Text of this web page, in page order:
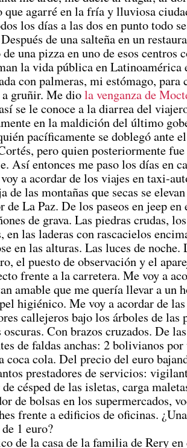
que agarré en la fría y lluviosa
los días a las dos en punto todo
de una salteña en un
de una pizza en uno de esos centros
la vida pública en Latinoamérica
con palmeras, mi estómago, para
gruñir. Me diola venganza de
se le conoce a la diarrea del
en la maldición del último
pacíficamente se doblegó ante
pero quien posteriormente fue
Así entonces me paso los días en
a acordar de los viajes en taxi-
de las montañas que secas se
de La Paz. De los paseos en jeep
de grava. Las piedras crudas,
en las laderas con rascacielos
en las alturas. Las luces de noche.
el puesto de observación y el
frente a la carretera. Me voy a
amable que me quería llevar a un
higiénico. Me voy a acordar de
callejeros bajo los árboles de las
oscuras. Con brazos cruzados. De
de faldas anchas: 2 bolivianos
coca cola. Del precio del euro
prestadores de servicios:
césped de las isletas, carga
de bolsas en los supermercados,
frente a edificios de oficinas.
1 euro?
de la casa de la familia de Rery